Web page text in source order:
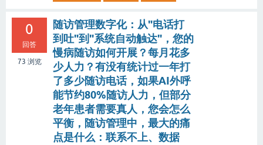
0
回答
73 浏览
随访管理数字化：从"电话打
到吐"到"系统自动触达"，您的
慢病随访如何开展？每月花多
少人力？有没有统计过一年打
了多少随访电话，如果AI外呼
能节约80%随访人力，但部分
老年患者需要真人，您会怎么
平衡，随访管理中，最大的痛
点是什么：联系不上、数据